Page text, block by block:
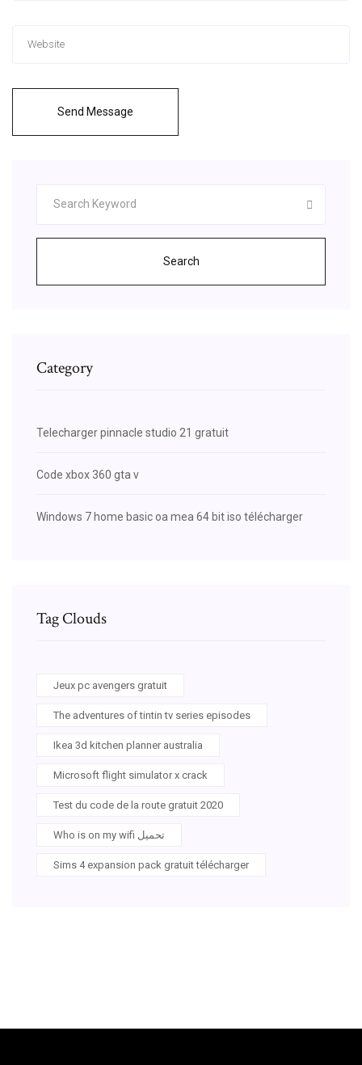
Send Message
Search
Category
Telecharger pinnacle studio 21 gratuit
Code xbox 360 gta v
Windows 7 home basic oa mea 64 bit iso télécharger
Tag Clouds
Jeux pc avengers gratuit
The adventures of tintin tv series episodes
Ikea 3d kitchen planner australia
Microsoft flight simulator x crack
Test du code de la route gratuit 2020
Who is on my wifi تحميل
Sims 4 expansion pack gratuit télécharger